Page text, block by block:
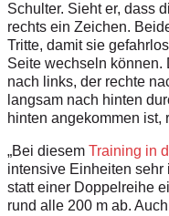
Schulter. Sieht er, dass
rechts ein Zeichen.
Tritte, damit sie
Seite wechseln können.
nach links, der rechte
langsam nach hinten
hinten angekommen ist,
„Bei diesem Training in
intensive Einheiten sehr
statt einer Doppelreihe
rund alle 200 m ab.